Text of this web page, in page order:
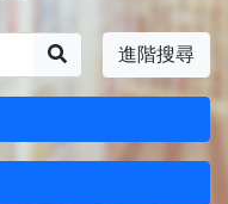
進階搜尋